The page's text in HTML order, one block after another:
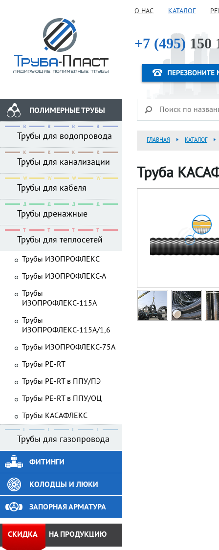
О НАС КАТАЛОГ
+7 (495) 150
ГЛАВНАЯ КАТАЛОГ
Труба
ПОЛИМЕРНЫЕ ТРУБЫ
Трубы для водопровода
Трубы для канализации
Трубы для кабеля
Трубы дренажные
Трубы для теплосетей
Трубы ИЗОПРОФЛЕКС
Трубы ИЗОПРОФЛЕКС-А
Трубы
ИЗОПРОФЛЕКС-115А
Трубы
ИЗОПРОФЛЕКС-115А/1,6
Трубы ИЗОПРОФЛЕКС-75А
Трубы PE-RT
Трубы PE-RT в ППУ/ПЭ
Трубы PE-RT в ППУ/ОЦ
Трубы КАСАФЛЕКС
Трубы для газопровода
ФИТИНГИ
КОЛОДЦЫ И ЛЮКИ
ЗАПОРНАЯ АРМАТУРА
СКИДКА НА ПРОДУКЦИЮ